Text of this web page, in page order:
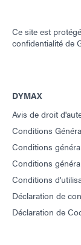
Ce site est
confidentialité de
DYMAX
Avis de droit
Conditions
Conditions
Conditions
Conditions
Déclaration de
Déclaration de